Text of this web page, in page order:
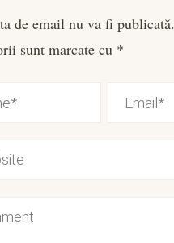
de email nu va fi publicată.
sunt marcate cu *